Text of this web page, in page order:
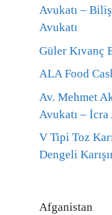
Avukatı –
Avukatı
Güler Kıvanç
ALA Food
Av. Mehmet
Avukatı – İcra
V Tipi Toz
Dengeli
Afganistan